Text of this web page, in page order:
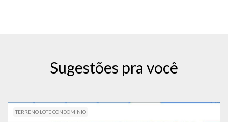
Sugestões pra você
TERRENO LOTE CONDOMINIO